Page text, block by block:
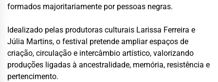
formados majoritariamente por pessoas negras.
Idealizado pelas produtoras culturais Larissa Ferreira e
Júlia Martins, o festival pretende ampliar espaços de
criação, circulação e intercâmbio artístico, valorizando
produções ligadas à ancestralidade, memória, resistência e
pertencimento.